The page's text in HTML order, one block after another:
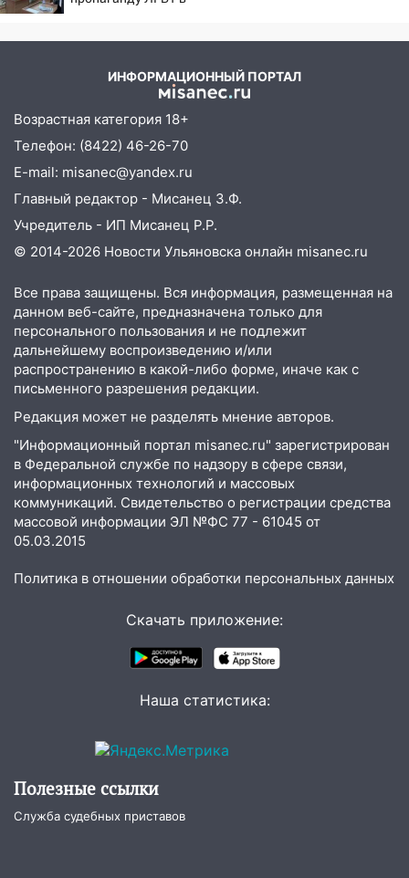
09:52
Ночью беспилотники сбили над
Диана Шурыгина уверовала в
09:35
В Ульяновске директора фирмы
будут судить за неуплату налогов на 48
млн рублей
08:22 Подросток на питбайке сбил
велосипедистку: пострадали двое
07:20
Жара возвращается: ожидается
знойный и сухой четверг
06:00 Под Ульяновском при развороте
пострадал 38-летний водитель
иномарки
05:00 «Каждая пятая женщина и каждый
второй мужчина в мире сталкиваются с
быть вызвано облысение и как с этим
справиться
03:30 Гороскоп на 7 августа: пятница
принесет прилив творческой энергии и
отличные шансы исправить старые
Прогноз погоды на 7 августа в
Ульяновской области
Ульяновцев приглашают на забег,
посвящённый Дню воздушного флота
В Ульяновской области
наказали за сокрытие прошлого своего
сотрудник
ИНФОРМАЦИОННЫЙ ПОРТАЛ
Возрастная категория 18+
Телефон: (8422) 46-26-70
E-mail: misanec@yandex.ru
Главный редактор - Мисанец З.Ф.
Учредитель - ИП Мисанец Р.Р.
© 2014-2026 Новости Ульяновска онлайн misanec.ru
Все права защищены. Вся информация, размещенная на
данном веб-сайте, предназначена только для
персонального пользования и не подлежит
дальнейшему воспроизведению и/или
распространению в какой-либо форме, иначе как с
письменного разрешения редакции.
Редакция может не разделять мнение авторов.
"Информационный портал misanec.ru" зарегистрирован
в Федеральной службе по надзору в сфере связи,
информационных технологий и массовых
коммуникаций. Свидетельство о регистрации средства
массовой информации ЭЛ №ФС 77 - 61045 от
05.03.2015
Политика в отношении обработки персональных данных
Скачать приложение:
Наша статистика:
Полезные ссылки
Служба судебных приставов